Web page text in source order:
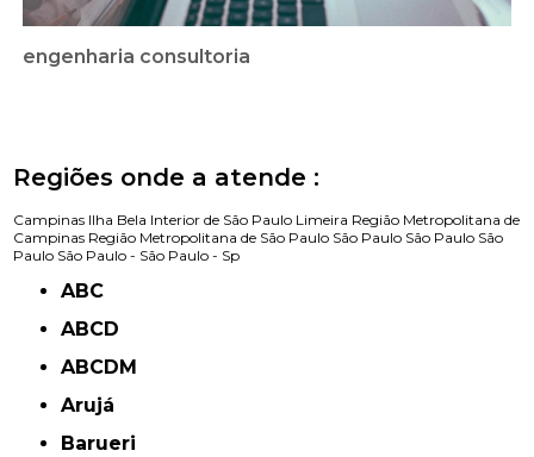
engenharia consultoria
Regiões onde a atende :
Campinas Ilha Bela Interior de São Paulo Limeira Região Metropolitana de
Campinas Região Metropolitana de São Paulo São Paulo São Paulo São
Paulo São Paulo - São Paulo - Sp
ABC
ABCD
ABCDM
Arujá
Barueri